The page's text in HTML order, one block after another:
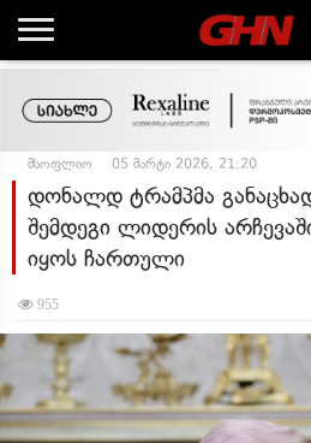
მსოფლიო 05 მარტი 2026, 21:20
დონალდ ტრამპმა
შემდეგი ლიდერის
იყოს ჩართული
955